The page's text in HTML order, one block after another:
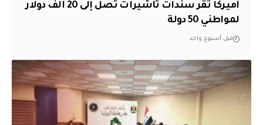
أميركا تقر سندات تأشيرات تصل إلى 20 ألف دولار
لمواطني 50 دولة
قبل أسبوع واحد